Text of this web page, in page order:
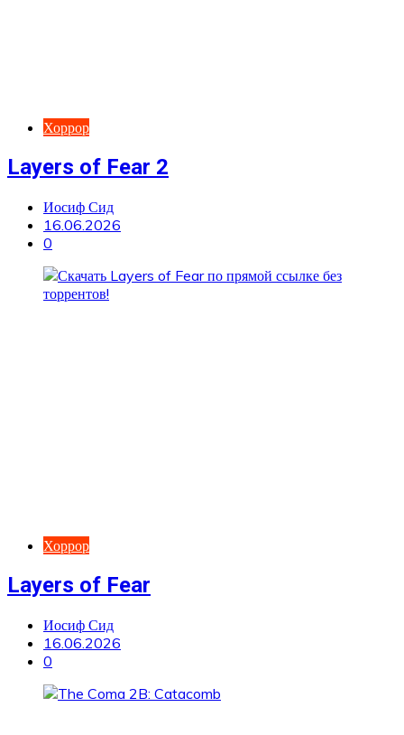
Хоррор
Layers of Fear 2
Иосиф Сид
16.06.2026
0
Хоррор
Layers of Fear
Иосиф Сид
16.06.2026
0